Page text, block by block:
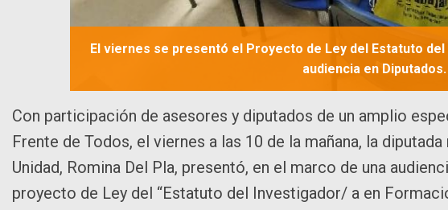
El viernes se presentó el Proyecto de Ley del Estatuto
audiencia en Diputados.
Con participación de asesores y diputados de un amplio
Frente de Todos, el viernes a las 10 de la mañana, la
Unidad, Romina Del Pla, presentó, en el marco de una
proyecto de Ley del “Estatuto del Investigador/ a en